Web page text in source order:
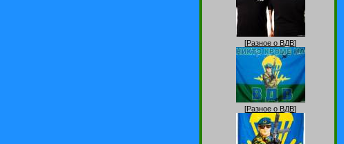
[Разное о ВДВ]
[Разное о ВДВ]